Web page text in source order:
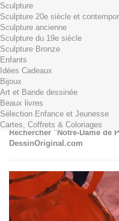
Il y a 1 produit
Total produits TTC
Frais de port TTC
0,01€ dès
Total TTC
Continuer mes achats
Sculpture
Sculpture 20e siècle et
Sculpture ancienne
Sculpture du 19e siècle
Sculpture Bronze
Enfants
Idées Cadeaux
Bijoux
Art et Bande dessinée
Beaux livres
Sélection Enfance et Jeunesse
Cartes, Coffrets & Coloriages
Notre-
Rechercher "Notre-Dame de
DessinOriginal.com